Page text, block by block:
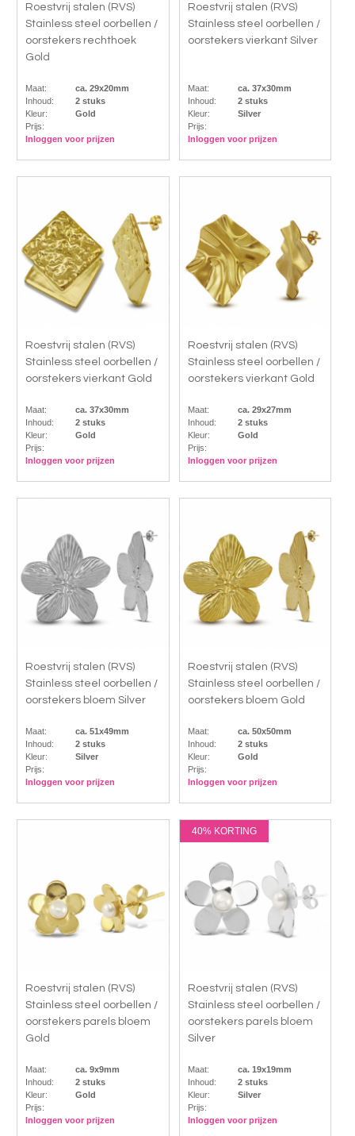
Roestvrij stalen (RVS)
Stainless steel oorbellen /
oorstekers rechthoek
Gold
Maat:
ca. 29x20mm
Inhoud:
2 stuks
Kleur:
Gold
Prijs:
Inloggen voor prijzen
Roestvrij stalen (RVS)
Stainless steel oorbellen /
oorstekers vierkant Silver
Maat:
ca. 37x30mm
Inhoud:
2 stuks
Kleur:
Silver
Prijs:
Inloggen voor prijzen
Roestvrij stalen (RVS)
Stainless steel oorbellen /
oorstekers vierkant Gold
Maat:
ca. 37x30mm
Inhoud:
2 stuks
Kleur:
Gold
Prijs:
Inloggen voor prijzen
Roestvrij stalen (RVS)
Stainless steel oorbellen /
oorstekers vierkant Gold
Maat:
ca. 29x27mm
Inhoud:
2 stuks
Kleur:
Gold
Prijs:
Inloggen voor prijzen
Roestvrij stalen (RVS)
Stainless steel oorbellen /
oorstekers bloem Silver
Maat:
ca. 51x49mm
Inhoud:
2 stuks
Kleur:
Silver
Prijs:
Inloggen voor prijzen
Roestvrij stalen (RVS)
Stainless steel oorbellen /
oorstekers bloem Gold
Maat:
ca. 50x50mm
Inhoud:
2 stuks
Kleur:
Gold
Prijs:
Inloggen voor prijzen
Roestvrij stalen (RVS)
Stainless steel oorbellen /
oorstekers parels bloem
Gold
Maat:
ca. 9x9mm
Inhoud:
2 stuks
Kleur:
Gold
Prijs:
Inloggen voor prijzen
40% KORTING
Roestvrij stalen (RVS)
Stainless steel oorbellen /
oorstekers parels bloem
Silver
Maat:
ca. 19x19mm
Inhoud:
2 stuks
Kleur:
Silver
Prijs:
Inloggen voor prijzen